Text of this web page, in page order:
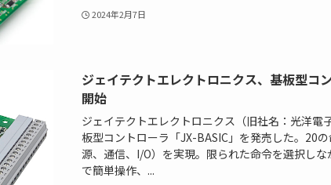
2024年2月7日
ジェイテクトエレクトロニクス、基板型コ
開始
ジェイテクトエレクトロニクス（旧社名：光洋電
板型コントローラ「JX-BASIC」を発売した。20
源、通信、I/O）を実現。限られた命令を選択し
で簡単操作、...